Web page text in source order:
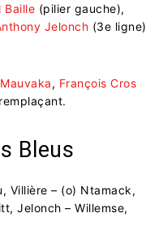
Baille (pilier gauche),
Jelonch (3e ligne)
, François Cros
Bleus
Villière – (o) Ntamack,
Jelonch – Willemse,